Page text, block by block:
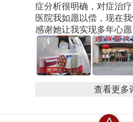
症分析很明确，对症治
医院我如愿以偿，现在
感谢她让我实现多年心愿
查看更多